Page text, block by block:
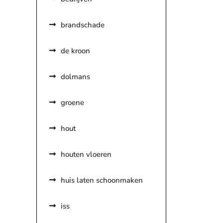
brandschade
de kroon
dolmans
groene
hout
houten vloeren
huis laten schoonmaken
iss